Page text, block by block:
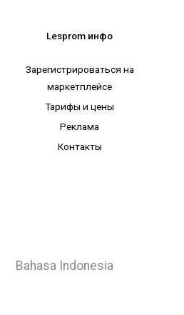
Lesprom инфо
Зарегистрироваться на
маркетплейсе
Тарифы и цены
Реклама
Контакты
Bahasa Indonesia